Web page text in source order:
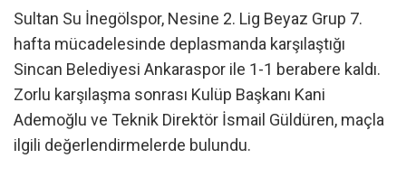
Sultan Su İnegölspor, Nesine 2. Lig Beyaz Grup 7.
hafta mücadelesinde deplasmanda karşılaştığı
Sincan Belediyesi Ankaraspor ile 1-1 berabere kaldı.
Zorlu karşılaşma sonrası Kulüp Başkanı Kani
Ademoğlu ve Teknik Direktör İsmail Güldüren, maçla
ilgili değerlendirmelerde bulundu.